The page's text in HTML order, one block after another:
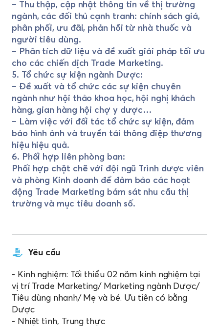
– Thu thập, cập nhật thông tin về thị trường
ngành, các đối thủ cạnh tranh: chính sách giá,
phân phối, ưu đãi, phản hồi từ nhà thuốc và
người tiêu dùng.
– Phân tích dữ liệu và đề xuất giải pháp tối ưu
cho các chiến dịch Trade Marketing.
5. Tổ chức sự kiện ngành Dược:
– Đề xuất và tổ chức các sự kiện chuyên
ngành như hội thảo khoa học, hội nghị khách
hàng, gian hàng hội chợ y dược…
– Làm việc với đối tác tổ chức sự kiện, đảm
bảo hình ảnh và truyền tải thông điệp thương
hiệu hiệu quả.
6. Phối hợp liên phòng ban:
Phối hợp chặt chẽ với đội ngũ Trình dược viên
và phòng Kinh doanh để đảm bảo các hoạt
động Trade Marketing bám sát nhu cầu thị
trường và mục tiêu doanh số.
Yêu cầu
- Kinh nghiệm: Tối thiểu 02 năm kinh nghiệm tại
vị trí Trade Marketing/ Marketing ngành Dược/
Tiêu dùng nhanh/ Mẹ và bé. Ưu tiên có bằng
Dược
- Nhiệt tình, Trung thực